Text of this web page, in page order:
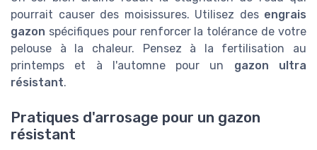
pourrait causer des moisissures. Utilisez des engrais
gazon spécifiques pour renforcer la tolérance de votre
pelouse à la chaleur. Pensez à la fertilisation au
printemps et à l'automne pour un gazon ultra
résistant.
Pratiques d'arrosage pour un gazon
résistant